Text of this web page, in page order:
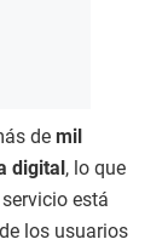
de mil
digital , lo que
está
los usuarios